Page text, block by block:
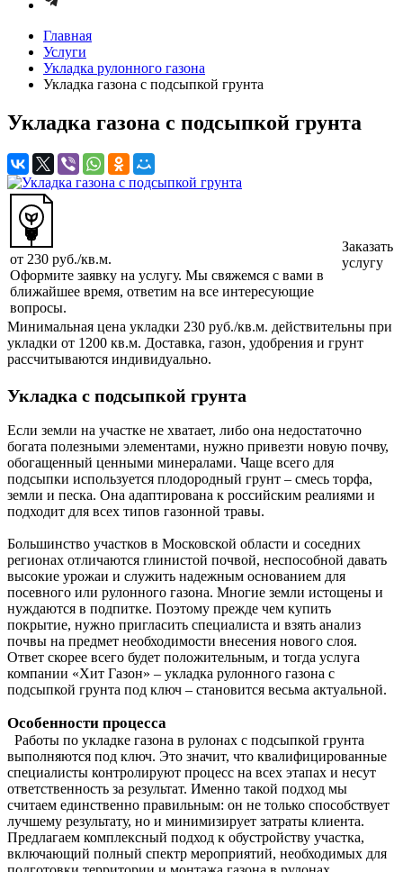
Главная
Услуги
Укладка рулонного газона
Укладка газона с подсыпкой грунта
Укладка газона с подсыпкой грунта
от 230 руб./кв.м.
Оформите заявку на услугу. Мы свяжемся с вами в
ближайшее время, ответим на все интересующие
вопросы.
Заказать
услугу
Минимальная цена укладки 230 руб./кв.м. действительны при
укладки от 1200 кв.м. Доставка, газон, удобрения и грунт
рассчитываются индивидуально.
Укладка с подсыпкой грунта
Если земли на участке не хватает, либо она недостаточно
богата полезными элементами, нужно привезти новую почву,
обогащенный ценными минералами. Чаще всего для
подсыпки используется плодородный грунт – смесь торфа,
земли и песка. Она адаптирована к российским реалиями и
подходит для всех типов газонной травы.
Большинство участков в Московской области и соседних
регионах отличаются глинистой почвой, неспособной давать
высокие урожаи и служить надежным основанием для
посевного или рулонного газона. Многие земли истощены и
нуждаются в подпитке. Поэтому прежде чем купить
покрытие, нужно пригласить специалиста и взять анализ
почвы на предмет необходимости внесения нового слоя.
Ответ скорее всего будет положительным, и тогда услуга
компании «Хит Газон» – укладка рулонного газона с
подсыпкой грунта под ключ – становится весьма актуальной.
Особенности процесса
Работы по укладке газона в рулонах с подсыпкой грунта
выполняются под ключ. Это значит, что квалифицированные
специалисты контролируют процесс на всех этапах и несут
ответственность за результат. Именно такой подход мы
считаем единственно правильным: он не только способствует
лучшему результату, но и минимизирует затраты клиента.
Предлагаем комплексный подход к обустройству участка,
включающий полный спектр мероприятий, необходимых для